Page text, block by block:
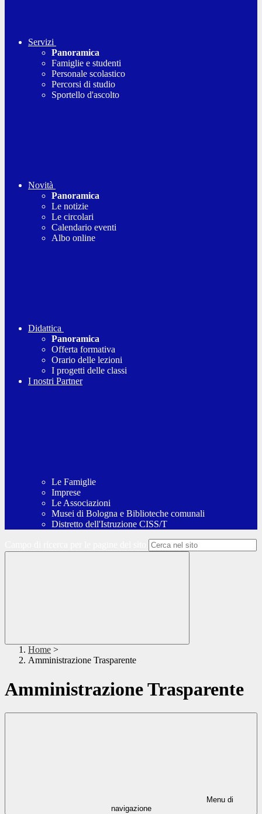
Servizi
Panoramica
Famiglie e studenti
Personale scolastico
Percorsi di studio
Sportello d'ascolto
Novità
Panoramica
Le notizie
Le circolari
Calendario eventi
Albo online
Didattica
Panoramica
Offerta formativa
Orario delle lezioni
I progetti delle classi
I nostri Partner
Le Famiglie
Imprese
Le Associazioni
Musei di Bologna e Biblioteche comunali
Distretto dell'Istruzione CISS/T
Home >
Amministrazione Trasparente
Amministrazione Trasparente
Menu di
navigazione